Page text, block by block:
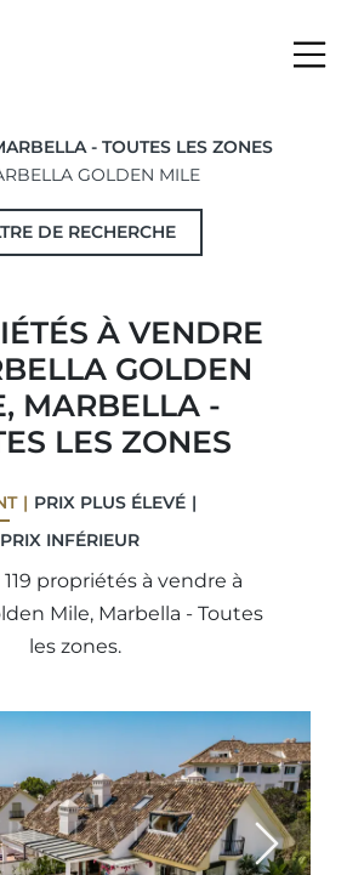
- TOUTES LES ZONES
GOLDEN MILE
DE RECHERCHE
À VENDRE
GOLDEN
MARBELLA -
LES ZONES
PRIX ​​PLUS ÉLEVÉ
PRIX ​​INFÉRIEUR
propriétés à vendre à
Mile, Marbella - Toutes
les zones.
Next